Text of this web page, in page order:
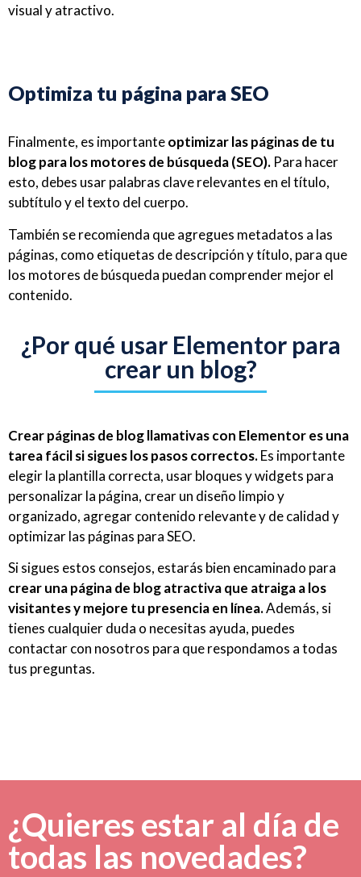
visual y atractivo.
Optimiza tu página para SEO
Finalmente, es importanteoptimizar las páginas de tu
blog para los motores de búsqueda (SEO). Para hacer
esto, debes usar palabras clave relevantes en el título,
subtítulo y el texto del cuerpo.
También se recomienda que agregues metadatos a las
páginas, como etiquetas de descripción y título, para que
los motores de búsqueda puedan comprender mejor el
contenido.
¿Por qué usar Elementor para
crear un blog?
Crear páginas de blog llamativas con Elementor es una
tarea fácil si sigues los pasos correctos.Es importante
elegir la plantilla correcta, usar bloques y widgets para
personalizar la página, crear un diseño limpio y
organizado, agregar contenido relevante y de calidad y
optimizar las páginas para SEO.
Si sigues estos consejos, estarás bien encaminado para
crear una página de blog atractiva que atraiga a los
visitantes y mejore tu presencia en línea.Además, si
tienes cualquier duda o necesitas ayuda, puedes
contactar con nosotros para que respondamos a todas
tus preguntas.
¿Quieres estar al día de
todas las novedades?